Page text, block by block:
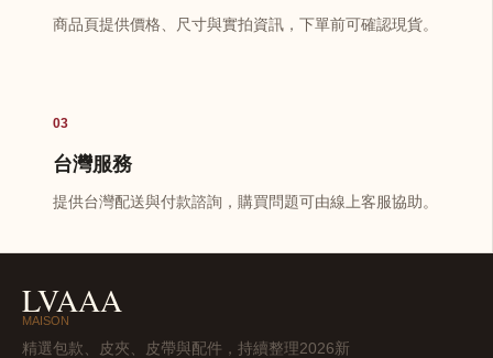
商品頁提供價格、尺寸與實拍資訊，下單前可確認現貨。
03
台灣服務
提供台灣配送與付款諮詢，購買問題可由線上客服協助。
LVAAA
MAISON
精選包款、皮夾、皮帶與配件，持續整理2026新